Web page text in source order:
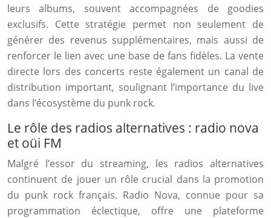
leurs albums, souvent accompagnées de goodies
exclusifs. Cette stratégie permet non seulement de
générer des revenus supplémentaires, mais aussi de
renforcer le lien avec une base de fans fidèles. La vente
directe lors des concerts reste également un canal de
distribution important, soulignant l’importance du live
dans l’écosystème du punk rock.
Le rôle des radios alternatives : radio nova
et oüi FM
Malgré l’essor du streaming, les radios alternatives
continuent de jouer un rôle crucial dans la promotion
du punk rock français. Radio Nova, connue pour sa
programmation éclectique, offre une plateforme